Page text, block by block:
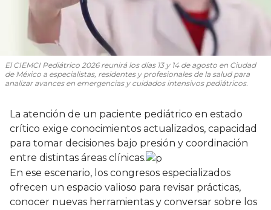
El CIEMCI Pediátrico 2026 reunirá los días 13 y 14 de agosto en Ciudad
de México a especialistas, residentes y profesionales de la salud para
analizar avances en emergencias y cuidados intensivos pediátricos.
La atención de un paciente pediátrico en estado
crítico exige conocimientos actualizados, capacidad
para tomar decisiones bajo presión y coordinación
entre distintas áreas clínicas.
En ese escenario, los congresos especializados
ofrecen un espacio valioso para revisar prácticas,
conocer nuevas herramientas y conversar sobre los